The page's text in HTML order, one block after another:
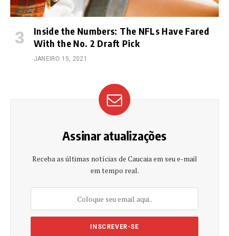
Inside the Numbers: The NFLs Have Fared
With the No. 2 Draft Pick
JANEIRO 15, 2021
Assinar atualizações
Receba as últimas notícias de Caucaia em seu e-mail
em tempo real.